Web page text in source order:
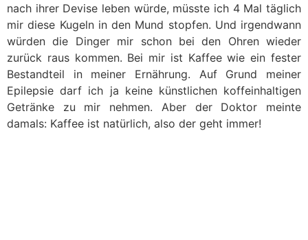
nach ihrer Devise leben würde, müsste ich 4 Mal täglich
mir diese Kugeln in den Mund stopfen. Und irgendwann
würden die Dinger mir schon bei den Ohren wieder
zurück raus kommen. Bei mir ist Kaffee wie ein fester
Bestandteil in meiner Ernährung. Auf Grund meiner
Epilepsie darf ich ja keine künstlichen koffeinhaltigen
Getränke zu mir nehmen. Aber der Doktor meinte
damals: Kaffee ist natürlich, also der geht immer!